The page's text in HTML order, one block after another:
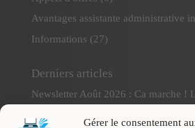
Gérer le consentement
Avantages assistante administrative
Informations (27)
Derniers articles
Newsletter Août 2026 : Ca marche !